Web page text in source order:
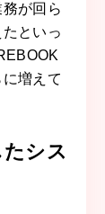
が回ら
といっ
増えて
シス